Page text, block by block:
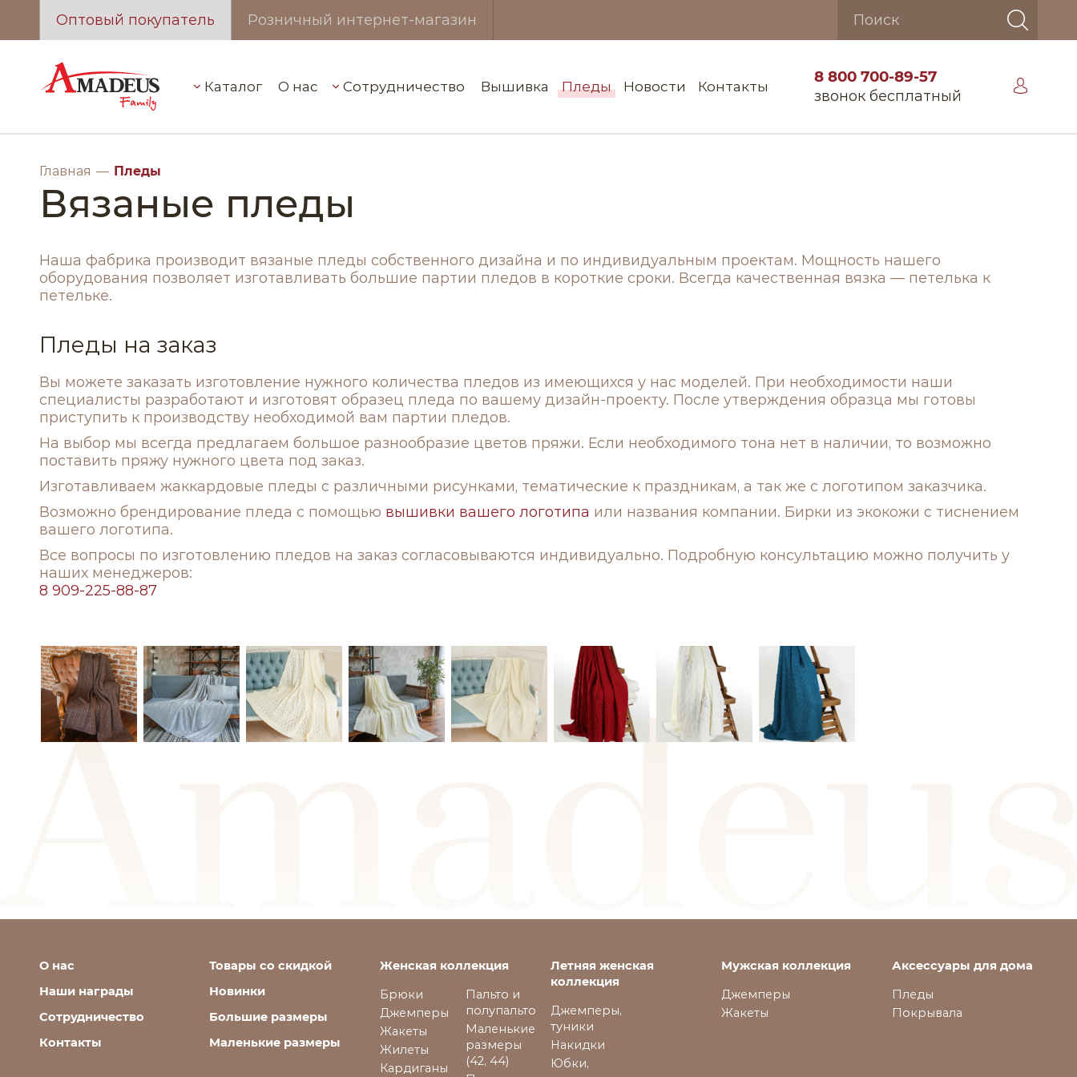
Оптовый покупатель Розничный интернет-магазин
Каталог О нас Сотрудничество Вышивка Пледы Новости Контакты
8 800 700-89-57
звонок бесплатный
Главная Пледы
Вязаные пледы
Наша фабрика производит вязаные пледы собственного дизайна и по индивидуальным проектам. Мощность нашего
оборудования позволяет изготавливать большие партии пледов в короткие сроки. Всегда качественная вязка — петелька к
петельке.
Пледы на заказ
Вы можете заказать изготовление нужного количества пледов из имеющихся у нас моделей. При необходимости наши
специалисты разработают и изготовят образец пледа по вашему дизайн-проекту. После утверждения образца мы готовы
приступить к производству необходимой вам партии пледов.
На выбор мы всегда предлагаем большое разнообразие цветов пряжи. Если необходимого тона нет в наличии, то возможно
поставить пряжу нужного цвета под заказ.
Изготавливаем жаккардовые пледы с различными рисунками, тематические к праздникам, а так же с логотипом заказчика.
Возможно брендирование пледа с помощью вышивки вашего логотипа или названия компании. Бирки из экокожи с тиснением
вашего логотипа.
Все вопросы по изготовлению пледов на заказ согласовываются индивидуально. Подробную консультацию можно получить у
наших менеджеров:
8 909-225-88-87
О нас
Наши награды
Сотрудничество
Контакты
Товары со скидкой
Новинки
Большие размеры
Маленькие размеры
Женская коллекция
Брюки
Джемперы
Жакеты
Жилеты
Кардиганы
Пальто и
полупальто
Маленькие
размеры
(42, 44)
Летняя женская
коллекция
Джемперы,
туники
Накидки
Юбки,
Мужская коллекция
Джемперы
Жакеты
Аксессуары для дома
Пледы
Покрывала